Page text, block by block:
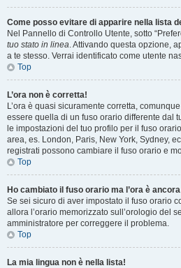
Come posso evitare di apparire nella lista
Nel Pannello di Controllo Utente, sotto
tuo stato in linea. Attivando questa opzione,
a te stesso. Verrai identificato come utente
Top
L’ora non è corretta!
L’ora è quasi sicuramente corretta,
essere quella di un fuso orario differente dal
le impostazioni del tuo profilo per il fuso
area, es. London, Paris, New York, Sydney,
registrati possono cambiare il fuso orario e
Top
Ho cambiato il fuso orario ma l’ora è
Se sei sicuro di aver impostato il fuso orario
allora l’orario memorizzato sull’orologio del
amministratore per correggere il problema.
Top
La mia lingua non è nella lista!